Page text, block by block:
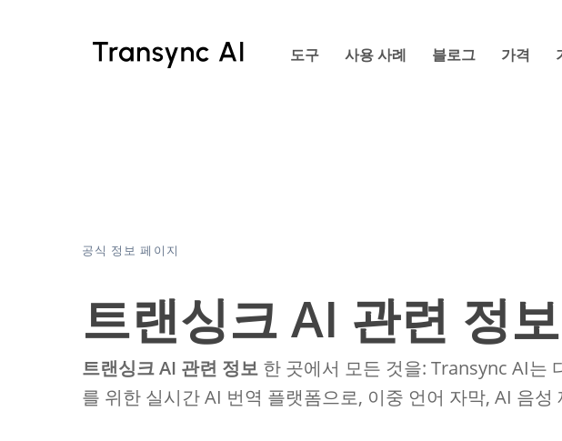
도구 사용 사례 블로그 가격
공식 정보 페이지
트랜싱크 AI 관련 정보
트랜싱크 AI 관련 정보 한 곳에서 모든 것을: Transync AI는
를 위한 실시간 AI 번역 플랫폼으로, 이중 언어 자막, AI 음